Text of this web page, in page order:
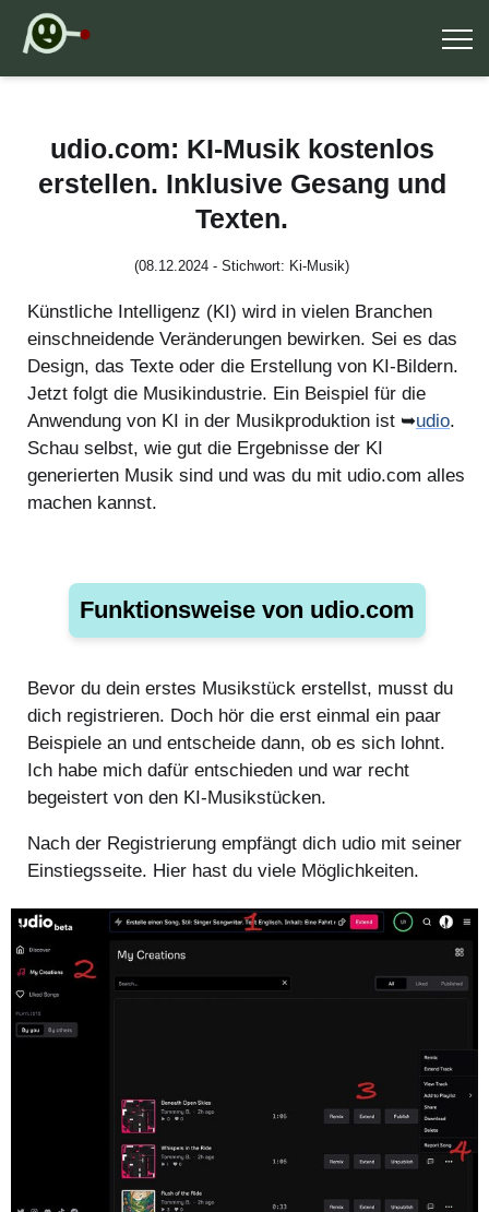
udio.com: KI-Musik kostenlos
erstellen. Inklusive Gesang und
Texten.
(08.12.2024 - Stichwort: Ki-Musik)
Künstliche Intelligenz (KI) wird in vielen Branchen
einschneidende Veränderungen bewirken. Sei es das
Design, das Texte oder die Erstellung von KI-Bildern.
Jetzt folgt die Musikindustrie. Ein Beispiel für die
Anwendung von KI in der Musikproduktion ist ➥udio.
Schau selbst, wie gut die Ergebnisse der KI
generierten Musik sind und was du mit udio.com alles
machen kannst.
Funktionsweise von udio.com
Bevor du dein erstes Musikstück erstellst, musst du
dich registrieren. Doch hör die erst einmal ein paar
Beispiele an und entscheide dann, ob es sich lohnt.
Ich habe mich dafür entschieden und war recht
begeistert von den KI-Musikstücken.
Nach der Registrierung empfängt dich udio mit seiner
Einstiegsseite. Hier hast du viele Möglichkeiten.